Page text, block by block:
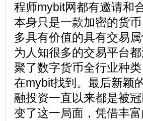
程师mybit网都有邀请和
本身只是一款加密的货
多具有价值的具有交易
为人知很多的交易平台
聚了数字货币全行业种
在mybit找到。最后新颖
融投资一直以来都是被
变了这一局面，凭借丰